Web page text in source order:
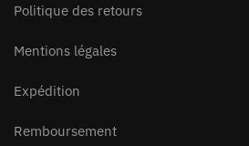
Politique des retours
Mentions légales
Expédition
Remboursement